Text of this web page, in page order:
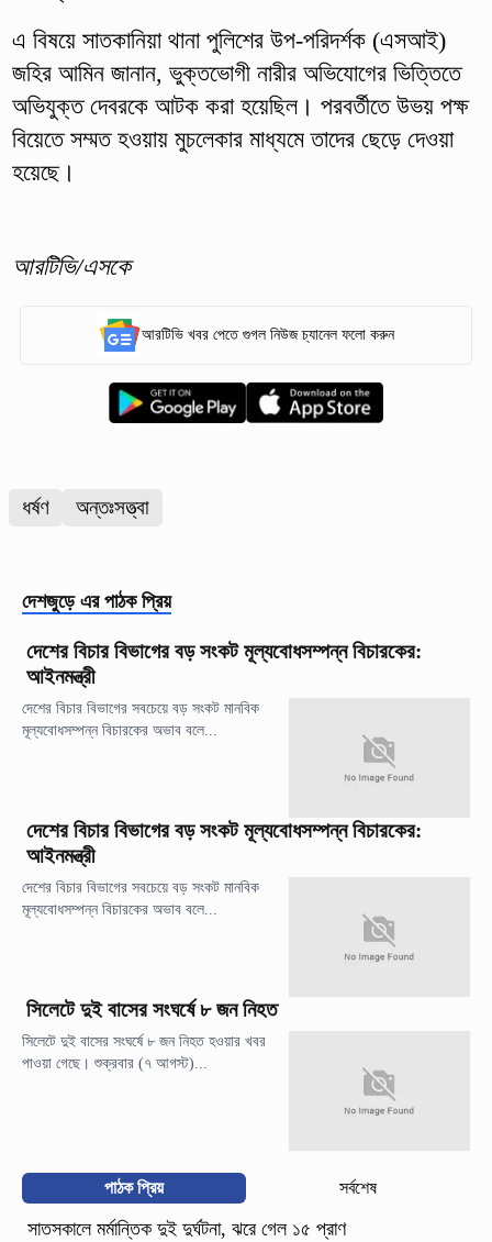
এ বিষয়ে সাতকানিয়া থানা পুলিশের উপ-পরিদর্শক (এসআই)
জহির আমিন জানান, ভুক্তভোগী নারীর অভিযোগের ভিত্তিতে
অভিযুক্ত দেবরকে আটক করা হয়েছিল। পরবর্তীতে উভয় পক্ষ
বিয়েতে সম্মত হওয়ায় মুচলেকার মাধ্যমে তাদের ছেড়ে দেওয়া
হয়েছে।
আরটিভি/এসকে
আরটিভি খবর পেতে গুগল নিউজ চ্যানেল ফলো করুন
ধর্ষণ অন্তঃসত্ত্বা
দেশজুড়ে এর পাঠক প্রিয়
দেশের বিচার বিভাগের বড় সংকট মূল্যবোধসম্পন্ন বিচারকের:
আইনমন্ত্রী
দেশের বিচার বিভাগের সবচেয়ে বড় সংকট মানবিক
মূল্যবোধসম্পন্ন বিচারকের অভাব বলে...
দেশের বিচার বিভাগের বড় সংকট মূল্যবোধসম্পন্ন বিচারকের:
আইনমন্ত্রী
দেশের বিচার বিভাগের সবচেয়ে বড় সংকট মানবিক
মূল্যবোধসম্পন্ন বিচারকের অভাব বলে...
সিলেটে দুই বাসের সংঘর্ষে ৮ জন নিহত
সিলেটে দুই বাসের সংঘর্ষে ৮ জন নিহত হওয়ার খবর
পাওয়া গেছে। শুক্রবার (৭ আগস্ট)...
পাঠক প্রিয় সর্বশেষ
সাতসকালে মর্মান্তিক দুই দুর্ঘটনা, ঝরে গেল ১৫ প্রাণ